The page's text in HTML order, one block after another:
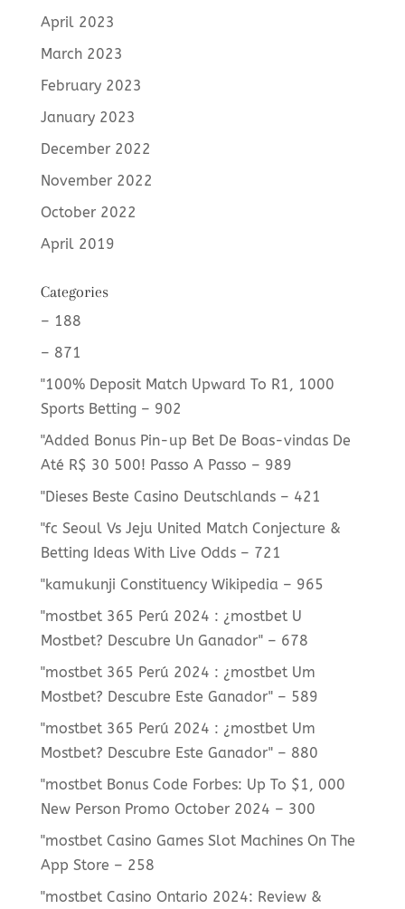
April 2023
March 2023
February 2023
January 2023
December 2022
November 2022
October 2022
April 2019
Categories
– 188
– 871
"100% Deposit Match Upward To R1, 1000
Sports Betting – 902
"Added Bonus Pin-up Bet De Boas-vindas De
Até R$ 30 500! Passo A Passo – 989
"Dieses Beste Casino Deutschlands – 421
"fc Seoul Vs Jeju United Match Conjecture &
Betting Ideas With Live Odds – 721
"kamukunji Constituency Wikipedia – 965
"mostbet 365 Perú 2024 ️: ¿mostbet U
Mostbet? Descubre Un Ganador" – 678
"mostbet 365 Perú 2024 ️: ¿mostbet Um
Mostbet? Descubre Este Ganador" – 589
"mostbet 365 Perú 2024 ️: ¿mostbet Um
Mostbet? Descubre Este Ganador" – 880
"mostbet Bonus Code Forbes: Up To $1, 000
New Person Promo October 2024 – 300
"‎mostbet Casino Games Slot Machines On The
App Store – 258
"mostbet Casino Ontario 2024: Review &